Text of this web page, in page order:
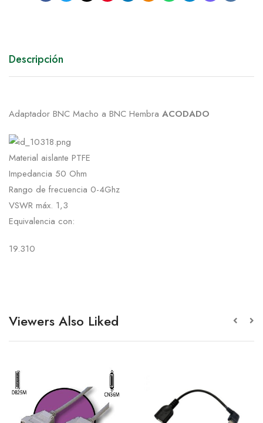
Descripción
Adaptador BNC Macho a BNC Hembra ACODADO
Material aislante PTFE
Impedancia 50 Ohm
Rango de frecuencia 0-4Ghz
VSWR máx. 1,3
Equivalencia con:
19.310
Viewers Also Liked